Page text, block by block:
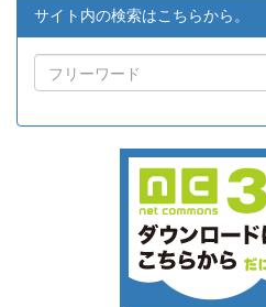
サイト内の検索はこちらから。